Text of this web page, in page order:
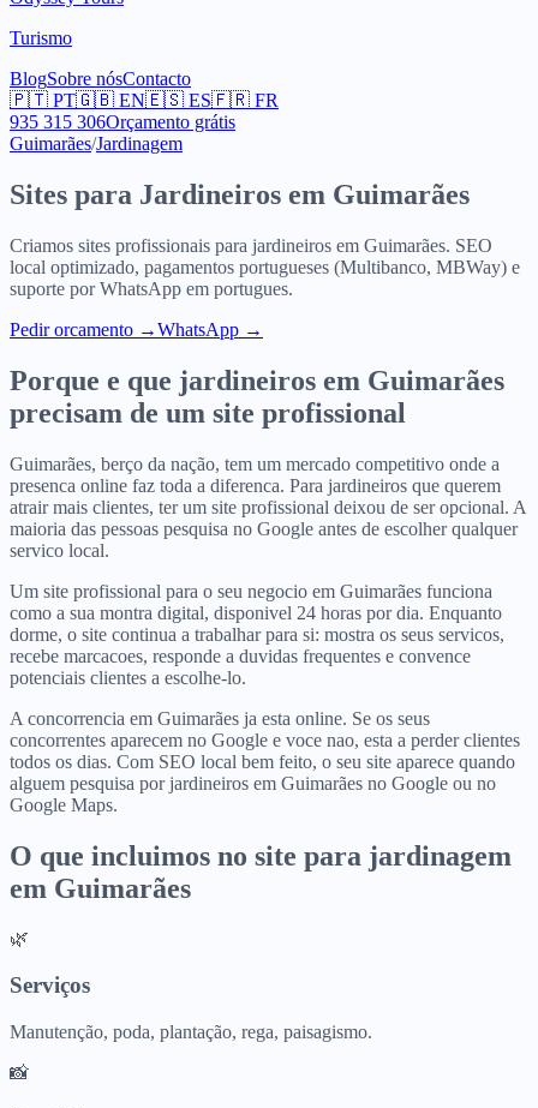
Turismo
BlogSobre nósContacto
🇵🇹 PT🇬🇧 EN🇪🇸 ES🇫🇷 FR
935 315 306Orçamento grátis
Guimarães/Jardinagem
Sites para Jardineiros em Guimarães
Criamos sites profissionais para jardineiros em Guimarães. SEO
local optimizado, pagamentos portugueses (Multibanco, MBWay) e
suporte por WhatsApp em portugues.
Pedir orcamento →WhatsApp →
Porque e que jardineiros em Guimarães
precisam de um site profissional
Guimarães, berço da nação, tem um mercado competitivo onde a
presenca online faz toda a diferenca. Para jardineiros que querem
atrair mais clientes, ter um site profissional deixou de ser opcional. A
maioria das pessoas pesquisa no Google antes de escolher qualquer
servico local.
Um site profissional para o seu negocio em Guimarães funciona
como a sua montra digital, disponivel 24 horas por dia. Enquanto
dorme, o site continua a trabalhar para si: mostra os seus servicos,
recebe marcacoes, responde a duvidas frequentes e convence
potenciais clientes a escolhe-lo.
A concorrencia em Guimarães ja esta online. Se os seus
concorrentes aparecem no Google e voce nao, esta a perder clientes
todos os dias. Com SEO local bem feito, o seu site aparece quando
alguem pesquisa por jardineiros em Guimarães no Google ou no
Google Maps.
O que incluimos no site para jardinagem
em Guimarães
🌿
Serviços
Manutenção, poda, plantação, rega, paisagismo.
📸